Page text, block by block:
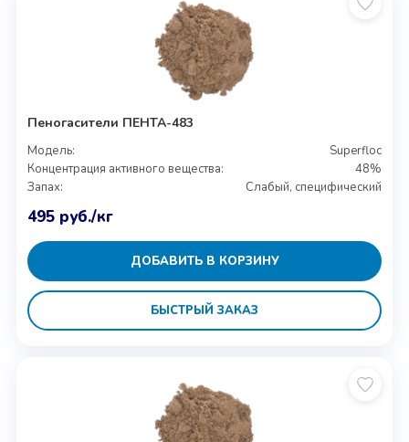
Пеногасители ПЕНТА-483
Модель:
Superfloc
Концентрация активного вещества:
48%
Запах:
Слабый, специфический
495 руб./кг
ДОБАВИТЬ В КОРЗИНУ
БЫСТРЫЙ ЗАКАЗ